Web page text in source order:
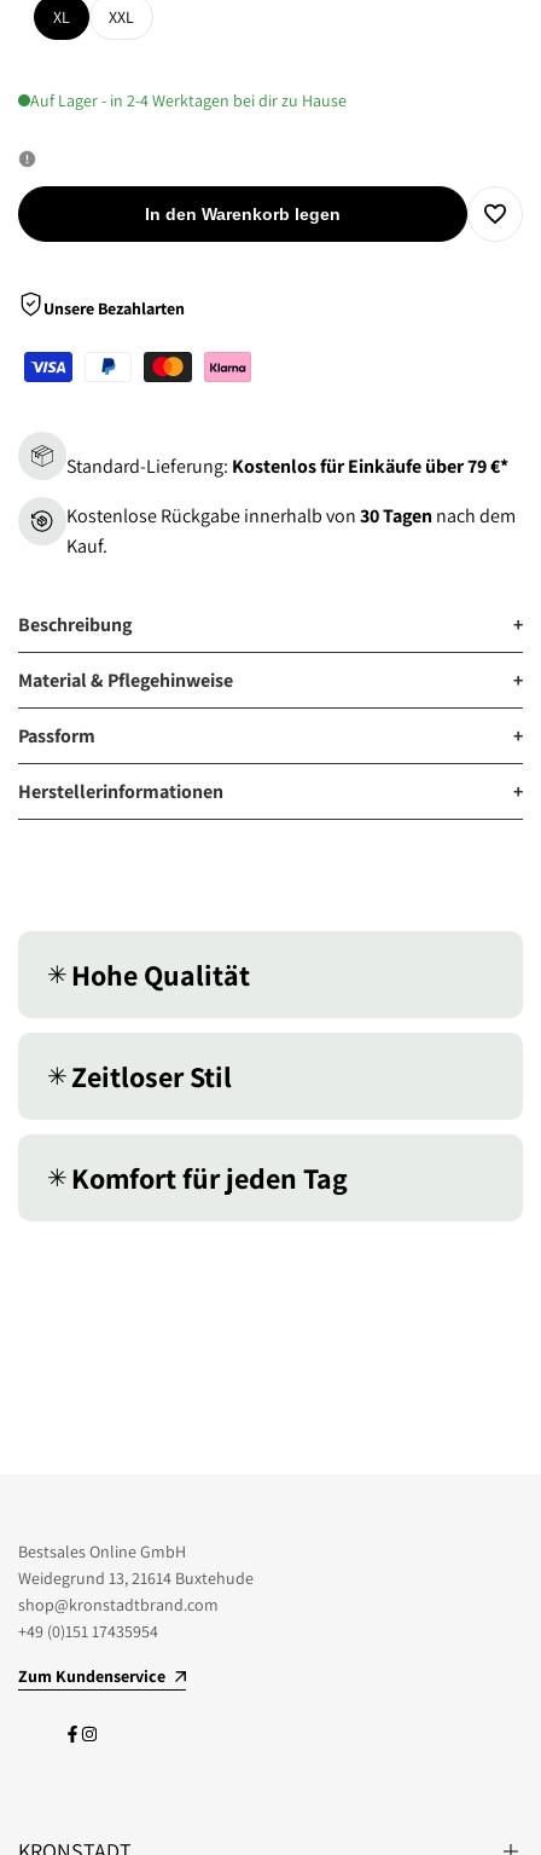
XL XXL
Auf Lager - in 2-4 Werktagen bei dir zu Hause
In den Warenkorb legen
Zur
Unsere Bezahlarten
Standard-Lieferung: Kostenlos für Einkäufe über 79 €*
Kostenlose Rückgabe innerhalb von30 Tagennach dem
Kauf.
Beschreibung +
Material & Pflegehinweise +
Passform +
Herstellerinformationen +
✳︎Hohe Qualität
✳︎Zeitloser Stil
✳︎Komfort für jeden Tag
Bestsales Online GmbH
Weidegrund 13, 21614 Buxtehude
shop@kronstadtbrand.com
+49 (0)151 17435954
Zum Kundenservice
Facebook
Instagram